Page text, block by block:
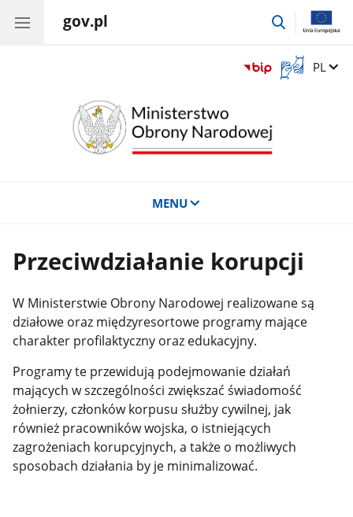
gov.pl
przejdź
Otwórz
okno
Zmień
PL
MENU
Przeciwdziałanie korupcji
W Ministerstwie Obrony Narodowej realizowane są
działowe oraz międzyresortowe programy mające
charakter profilaktyczny oraz edukacyjny.
Programy te przewidują podejmowanie działań
mających w szczególności zwiększać świadomość
żołnierzy, członków korpusu służby cywilnej, jak
również pracowników wojska, o istniejących
zagrożeniach korupcyjnych, a także o możliwych
sposobach działania by je minimalizować.